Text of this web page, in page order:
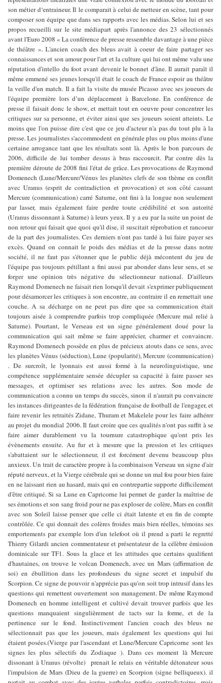
son métier d‘entraineur. Il le comparait à celui de metteur en scène, tant pour
composer son équipe que dans ses rapports avec les médias. Selon lui et ses
propos recueilli sur le site médiapart après l'annonce des 23 sélectionnés
avant l'Euro 2008 « La conférence de presse ressemble davantage à une pièce
de théâtre ». L'ancien coach des bleus avait à coeur de faire partager ses
connaissances et son amour pour l'art et la culture qui lui ont même valu une
réputation d'intello du foot avant devenir le bonnet d'âne. Il aurait paraît il
même emmené ses jeunes lorsqu'il était le coach de France espoir au théâtre
la veille d'un match. Il a fait la visite du musée Picasso avec ses joueurs de
l'équipe première lors d’un déplacement à Barcelone. En conférence de
presse il faisait donc le show, et mettait tout en oeuvre pour concentrer les
critiques sur sa personne, et éviter ainsi que ses joueurs soient atteints. Le
moins que l'on puisse dire c'est que ce jeu d'acteur n'a pas du tout plu à la
presse. Les journalistes s'accommodent en générale plus ou plus moins d'une
certaine arrogance tant que les résultats sont là. Après le bon parcours de
2006, difficile de lui tomber dessus à bras raccourcit. Par contre dès la
première déroute de 2008 fini l'état de grâce. Les provocations de Raymond
Domenech (Lune/Mercure/Vénus les planètes clefs de son thème en conflit
avec Uranus (esprit de contradiction et provocation) et son côté cassant
Mercure (communication) carré Saturne, ont fini à la longue non seulement
par lasser, mais également faire perdre toute crédibilité et son autorité
(Uranus dissonnant à Saturne) à leurs yeux. Il y a eu par la suite un point de
non retour qui faisait que quoi qu'il dise, il suscitait réprobation et rancoeur
de la part des journalistes. Ces derniers n'ont pas tardé à lui faire payer ses
excès. Quand on connait le poids des médias et de la presse dans notre
société, il ne faut pas s'étonner que le public déjà mécontent du jeu de
l'équipe pas toujours pétillant a fini aussi par abonder dans leur sens, et se
forger une opinion très négative du sélectionneur national. D'ailleurs
Raymond Domenech ne faisait rien lorsqu'il devait s'exprimer publiquement
pour désamorcer les critiques à son encontre, au contraire il en remettait une
couche. A sa décharge on ne peut pas dire que sa communication était
toujours aisée à comprendre parfois trop compliquée (Mercure mal relié à
Saturne). Pourtant, le Verseau est un signe généralement doué pour la
communication qui sait même se faire apprécier, charmer et convaincre.
Raymond Domenech possède en plus de précieux atouts dans ce sens, avec
les planètes Vénus (séduction), Lune (popularité), Mercure (communication)
. De surcroît, le lyonnais est aussi formé à la neurolinguistique, une
compétence supplémentaire sensée décupler sa capacité à faire passer ses
messages, et optimiser ses relations avec les autres. Son mode de
communication a connu un temps du succès, sinon il n'aurait pu convaincre
les instances dirigeantes de la fédération française de football de l'engager, et
faire revenir les retraités Zidane, Thuram et Makelele pour les faire adhérer
au projet du mondial 2006. Il faut croire que ces qualités n'ont pas suffit à se
faire aimer durablement vu la tournure catastrophique qu'ont pris les
évènements ensuite. Au fur et à mesure que la pression et les critiques
s'abattaient sur le sélectionneur, il est forcément devenu beaucoup plus
anxieux. Un trait de caractère propre à la combinaison Verseau un signe d'air
réputé nerveux, et la Vierge cérébrale qui se donne un mal fou pour bien faire
en ne laissant rien au hasard, mais qui en contrepartie supporte difficilement
d'être critiqué. Si sa Lune en Capricorne lui permet de garder la maîtrise de
ses émotions et son sang froid pour ne pas exploser de colère, Mars en conflit
avec son Soleil laisse penser que celle ci était latente et en fin de compte
contrôlée. Ce qui donnait des colères froides mais bien réelles, témoins ses
emportements par exemple lors d'un telefoot où il prend a parti le regretté
Thierry Gilardi ancien commentateur et présentateur de la célèbre émission
dominicale sur TF1. Sous la glace et les attitudes que certains qualifient
d'hautaines, on trouve le volcan Domenech, avec un Mars (affirmation de
soi) en ébullition dans les profondeurs du signe secret et impulsif du
Scorpion. Ce signe de pouvoir n'apprécie pas qu'on soit trop intrusif dans les
questions qui remettent ouvertement son management. De même Raymond
Domenech en homme intelligent et cultivé devait trouver parfois que les
questions manquaient singulièrement de tacts sur la forme, et de la
pertinence sur le fond. Instinctivement l'ancien coach des bleus ne
sélectionnait pas que les joueurs, mais également les questions qui lui
étaient posées.(Vierge par l'ascendant et Lune/Mercure Capricorne sont les
signes les plus sélectifs du Zodiaque ). Dans ces moment là Mercure
dissonant à Uranus (révolte) prenait le relais en véritable détonateur sous
l'impulsion de Mars (Dieu de la guerre) en Scorpion (signe belliqueux). il